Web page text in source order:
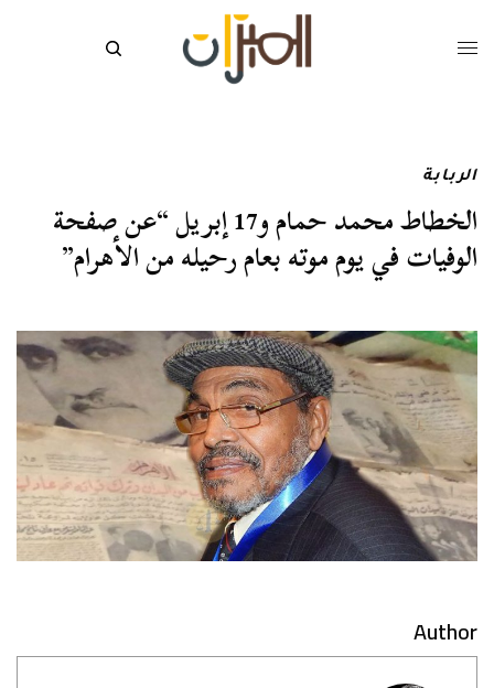
الربابة
الخطاط محمد حمام و17 إبريل “عن صفحة
الوفيات في يوم موته بعام رحيله من الأهرام”
Author